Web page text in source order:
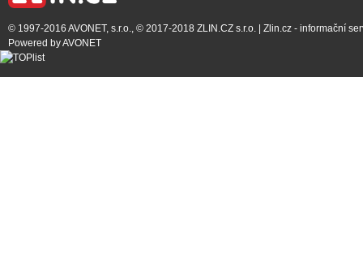
© 1997-2016 AVONET, s.r.o., © 2017-2018 ZLIN.CZ s.r.o. | Zlin.cz - informační
Powered byAVONET